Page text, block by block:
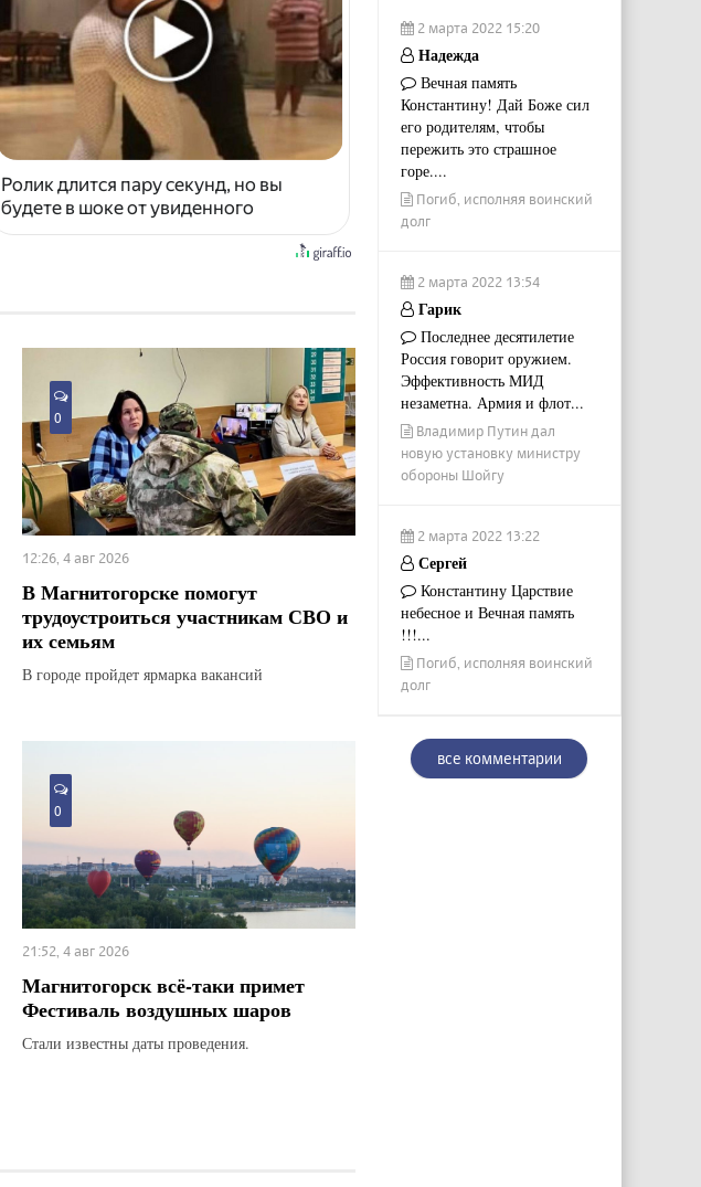
Ролик длится пару секунд, но вы
будете в шоке от увиденного
0
12:26, 4 авг 2026
В Магнитогорске помогут
трудоустроиться участникам СВО и
их семьям
В городе пройдет ярмарка вакансий
0
21:52, 4 авг 2026
Магнитогорск всё-таки примет
Фестиваль воздушных шаров
Стали известны даты проведения.
2 марта 2022 15:20
Надежда
Вечная память
Константину! Дай Боже сил
его родителям, чтобы
пережить это страшное
горе....
Погиб, исполняя воинский
долг
2 марта 2022 13:54
Гарик
Последнее десятилетие
Россия говорит оружием.
Эффективность МИД
незаметна. Армия и флот...
Владимир Путин дал
новую установку министру
обороны Шойгу
2 марта 2022 13:22
Сергей
Константину Царствие
небесное и Вечная память
!!!...
Погиб, исполняя воинский
долг
все комментарии